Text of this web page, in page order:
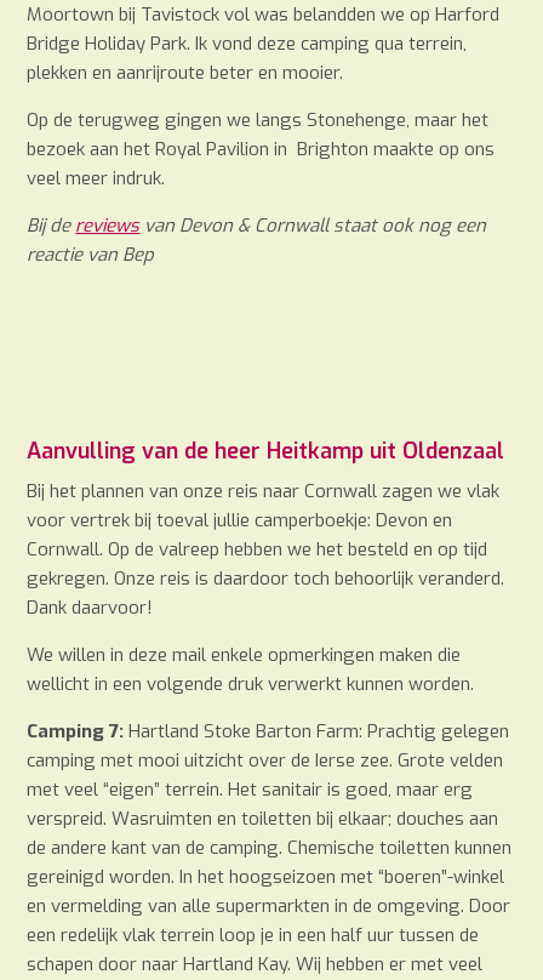
Moortown bij Tavistock vol was belandden we op Harford
Bridge Holiday Park. Ik vond deze camping qua terrein,
plekken en aanrijroute beter en mooier.
Op de terugweg gingen we langs Stonehenge, maar het
bezoek aan het Royal Pavilion in Brighton maakte op ons
veel meer indruk.
Bij de reviewsvan Devon & Cornwall staat ook nog een
reactie van Bep
Aanvulling van de heer Heitkamp uit Oldenzaal
Bij het plannen van onze reis naar Cornwall zagen we vlak
voor vertrek bij toeval jullie camperboekje: Devon en
Cornwall. Op de valreep hebben we het besteld en op tijd
gekregen. Onze reis is daardoor toch behoorlijk veranderd.
Dank daarvoor!
We willen in deze mail enkele opmerkingen maken die
wellicht in een volgende druk verwerkt kunnen worden.
Camping 7: Hartland Stoke Barton Farm: Prachtig gelegen
camping met mooi uitzicht over de Ierse zee. Grote velden
met veel “eigen” terrein. Het sanitair is goed, maar erg
verspreid. Wasruimten en toiletten bij elkaar; douches aan
de andere kant van de camping. Chemische toiletten kunnen
gereinigd worden. In het hoogseizoen met “boeren”-winkel
en vermelding van alle supermarkten in de omgeving. Door
een redelijk vlak terrein loop je in een half uur tussen de
schapen door naar Hartland Kay. Wij hebben er met veel